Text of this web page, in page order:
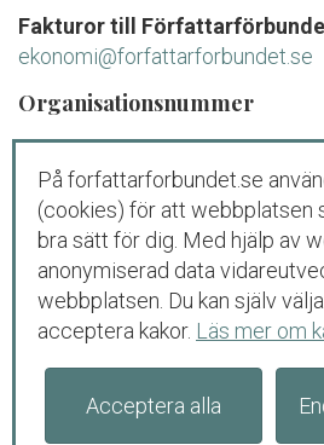
Fakturor till
ekonomi@forfattarforbundet.se
Organisationsnummer
802004-7687
Telefon
Växeln:08-545 132 00
Tisdag-fredag: 09.00-11.00
Juridisk och ekonomisk
medlemmar och debutanter:
08-545 132 00 (tryck1)
Tisdag-torsdag: 09.00-11.00
På forfattarforbundet.se
(cookies) för att webbplatsen
bra sätt för dig. Med hjälp av
anonymiserad data
webbplatsen. Du kan själv välja
acceptera kakor. Läs mer om
Acceptera alla